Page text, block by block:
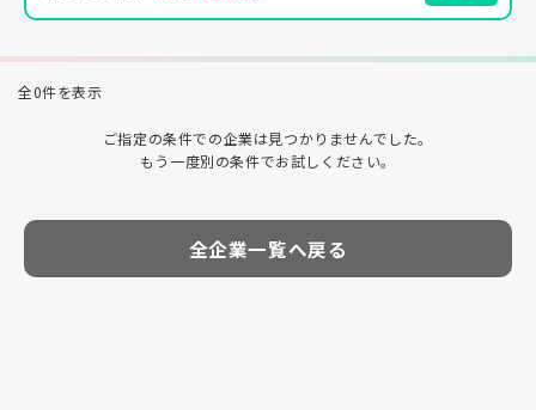
全0件を表示
ご指定の条件での企業は見つかりませんでした。
もう一度別の条件でお試しください。
全企業一覧へ戻る